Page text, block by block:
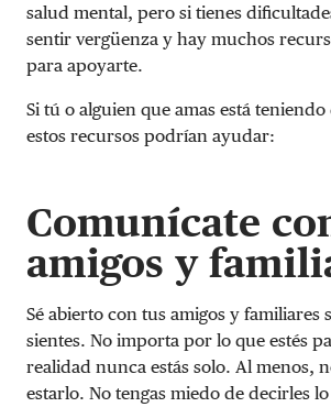
salud mental, pero si tienes
sentir vergüenza y hay muchos
para apoyarte.
Si tú o alguien que amas está
estos recursos podrían ayudar:
Comunícate
amigos y
Sé abierto con tus amigos y familiares
sientes. No importa por lo que estés
realidad nunca estás solo. Al menos,
estarlo. No tengas miedo de decirles